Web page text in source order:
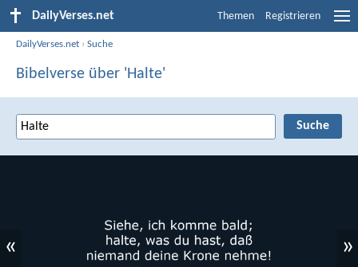
DailyVerses.net Themen Registrieren
DailyVerses.net ›Suche
Bibelverse über 'Halte'
« »